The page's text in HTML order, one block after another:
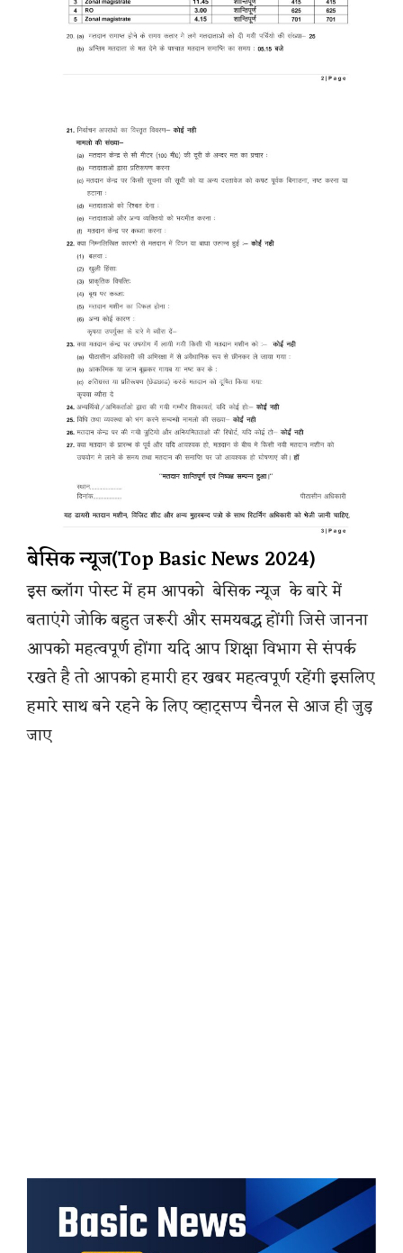
बेसिक न्यूज(Top Basic News 2024)
इस ब्लॉग पोस्ट में हम आपको बेसिक न्यूज के बारे में
बताएंगे जोकि बहुत जरूरी और समयबद्ध होंगी जिसे जानना
आपको महत्वपूर्ण होंगा यदि आप शिक्षा विभाग से संपर्क
रखते है तो आपको हमारी हर खबर महत्वपूर्ण रहेंगी इसलिए
हमारे साथ बने रहने के लिए व्हाट्सप्प चैनल से आज ही जुड़
जाए